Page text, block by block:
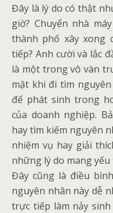
Đây là lý do có thật
giờ? Chuyển nhà
thành phố xây xong
tiếp? Anh cười và lắc
là một trong vô vàn
mặt khi đi tìm
đế phát sinh trong
của doanh nghiệp.
hay tìm kiếm nguyên
nhiệm vụ hay giải
những lý do mang yếu
Đây cũng là điều
nguyên nhân này dễ
trực tiếp làm nảy